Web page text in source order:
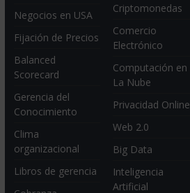
Negocios en USA
Fijación de Precios
Balanced
Scorecard
Gerencia del
Conocimiento
Clima
organizacional
Libros de gerencia
Criptomonedas
Comercio
Electrónico
Computación en
La Nube
Privacidad Online
Web 2.0
Big Data
Inteligencia
Artificial